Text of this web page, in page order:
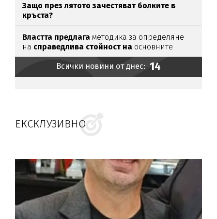
Защо през лятото зачестяват болките в
кръста?
Властта предлага методика за определяне
на справедлива стойност на основните
храни
Всички новини от днес: 14
ЕКСКЛУЗИВНО